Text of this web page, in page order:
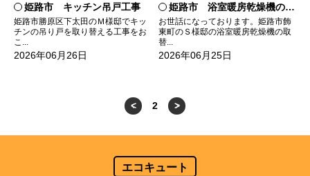
姫路市 キッチン吊戸工事
姫路市勝原区下太田のＭ様邸でキッ
チンの吊り戸を取り替える工事をお
こ...
2026年06月26日
姫路市 浴室暖房乾燥機の取替工事
お世話になっております。姫路市飾
東町のＳ様邸の浴室暖房乾燥機の取
替...
2026年06月25日
< 2 >
エコキュート